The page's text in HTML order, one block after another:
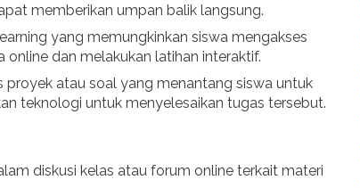
memberikan umpan balik langsung.
yang memungkinkan siswa mengakses
online dan melakukan latihan interaktif.
proyek atau soal yang menantang siswa untuk
teknologi untuk menyelesaikan tugas tersebut.
diskusi kelas atau forum online terkait materi